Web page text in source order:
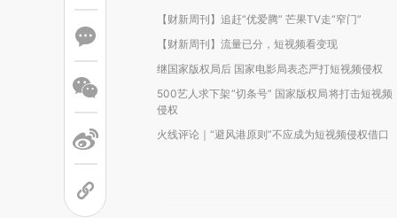
【财新周刊】追赶“优爱腾” 芒果TV走“窄门”
【财新周刊】流量已分，短视频看变现
继国家版权局后 国家电影局表态严打短视频侵权
500艺人求下架“切条号” 国家版权局将打击短视频
侵权
火线评论｜“避风港原则”不应成为短视频侵权借口